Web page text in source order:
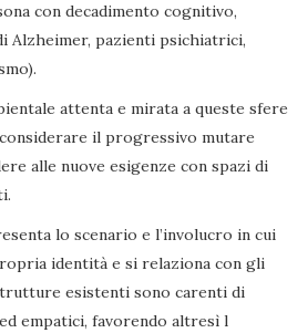
con decadimento cognitivo,
Alzheimer, pazienti psichiatrici,
attenta e mirata a queste sfere
il progressivo mutare
alle nuove esigenze con spazi di
lo scenario e l’involucro in cui
identità e si relaziona con gli
esistenti sono carenti di
empatici, favorendo altresì l